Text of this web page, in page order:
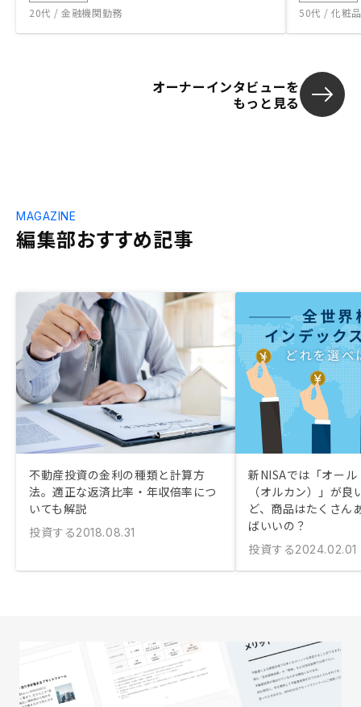
20代 / 金融機関勤務 50代 / 化粧
オーナーインタビューを
もっと見る
編集部おすすめ記事
MAGAZINE
不動産投資の金利の種類と計算方
法。適正な返済比率・年収倍率につ
いても解説
投資する2018.08.31
新NISAでは「オー
（オルカン）」が良
ど、商品はたくさ
ばいいの？
投資する2024.02.01